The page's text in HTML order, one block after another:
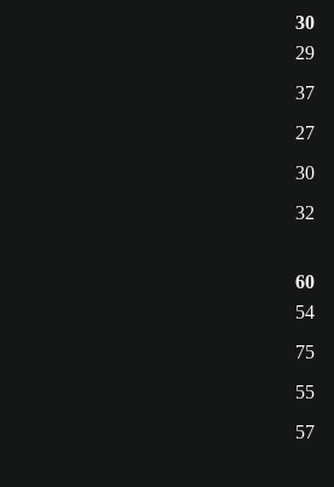
30
29
37
27
30
32
60
54
75
55
57